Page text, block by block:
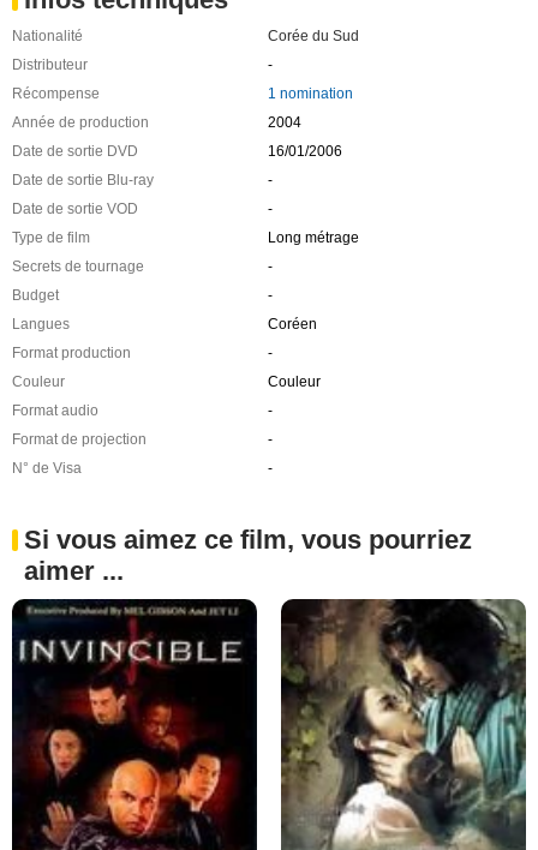
Nationalité
Corée du Sud
Distributeur
-
Récompense
1 nomination
Année de production
2004
Date de sortie DVD
16/01/2006
Date de sortie Blu-ray
-
Date de sortie VOD
-
Type de film
Long métrage
Secrets de tournage
-
Budget
-
Langues
Coréen
Format production
-
Couleur
Couleur
Format audio
-
Format de projection
-
N° de Visa
-
Si vous aimez ce film, vous pourriez
aimer ...